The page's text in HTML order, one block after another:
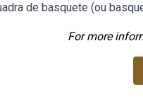
de basquete (ou
For more